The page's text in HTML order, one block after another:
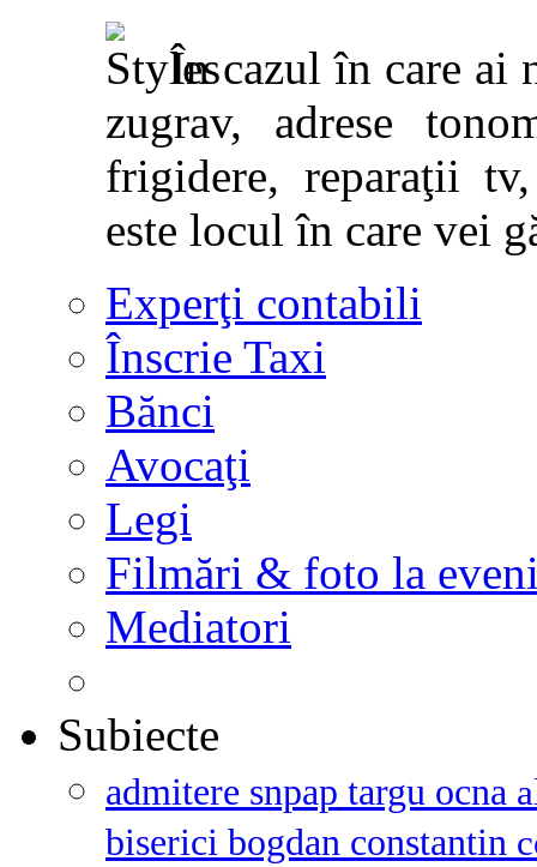
În cazul în care ai
zugrav, adrese
frigidere, reparaţii
este locul în care vei
Experţi contabili
Înscrie Taxi
Bănci
Avocaţi
Legi
Filmări & foto la
Mediatori
Subiecte
admitere snpap targu ocna
biserici bogdan constantin